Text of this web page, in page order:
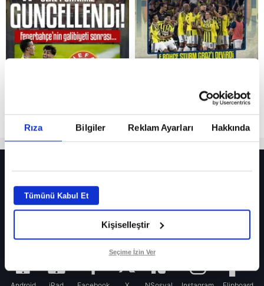
Rıza Bilgiler Reklam Ayarları Hakkında
Tümünü Kabul Et
Kişiselleştir
Seçime İzin Ver
Reddet
Fenerbahçe’de sürpriz ayrılık ihtimali! Devre arasında gelmişti
Fenerbahçe’nin yeni transferi Mason Greenwood için olay sözler!
Galatasaray’da rota yeniden Thiago Almada!